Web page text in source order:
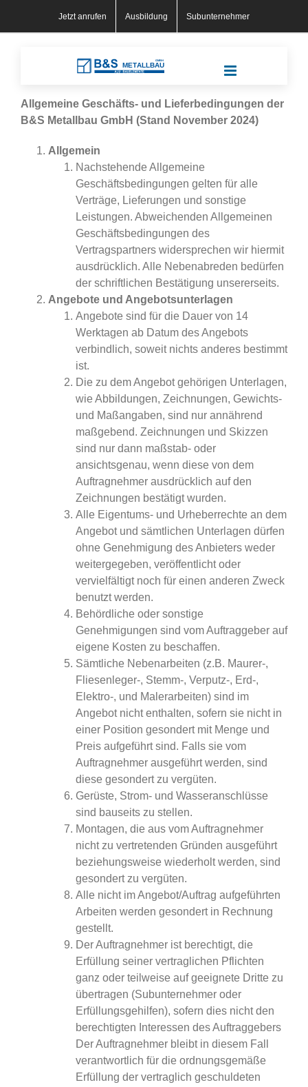
Jetzt anrufen Ausbildung Subunternehmer
Allgemeine Geschäfts- und Lieferbedingungen der
B&S Metallbau GmbH (Stand November 2024)
Allgemein
Nachstehende Allgemeine
Geschäftsbedingungen gelten für alle
Verträge, Lieferungen und sonstige
Leistungen. Abweichenden Allgemeinen
Geschäftsbedingungen des
Vertragspartners widersprechen wir hiermit
ausdrücklich. Alle Nebenabreden bedürfen
der schriftlichen Bestätigung unsererseits.
Angebote und Angebotsunterlagen
Angebote sind für die Dauer von 14
Werktagen ab Datum des Angebots
verbindlich, soweit nichts anderes bestimmt
ist.
Die zu dem Angebot gehörigen Unterlagen,
wie Abbildungen, Zeichnungen, Gewichts-
und Maßangaben, sind nur annährend
maßgebend. Zeichnungen und Skizzen
sind nur dann maßstab- oder
ansichtsgenau, wenn diese von dem
Auftragnehmer ausdrücklich auf den
Zeichnungen bestätigt wurden.
Alle Eigentums- und Urheberrechte an dem
Angebot und sämtlichen Unterlagen dürfen
ohne Genehmigung des Anbieters weder
weitergegeben, veröffentlicht oder
vervielfältigt noch für einen anderen Zweck
benutzt werden.
Behördliche oder sonstige
Genehmigungen sind vom Auftraggeber auf
eigene Kosten zu beschaffen.
Sämtliche Nebenarbeiten (z.B. Maurer-,
Fliesenleger-, Stemm-, Verputz-, Erd-,
Elektro-, und Malerarbeiten) sind im
Angebot nicht enthalten, sofern sie nicht in
einer Position gesondert mit Menge und
Preis aufgeführt sind. Falls sie vom
Auftragnehmer ausgeführt werden, sind
diese gesondert zu vergüten.
Gerüste, Strom- und Wasseranschlüsse
sind bauseits zu stellen.
Montagen, die aus vom Auftragnehmer
nicht zu vertretenden Gründen ausgeführt
beziehungsweise wiederholt werden, sind
gesondert zu vergüten.
Alle nicht im Angebot/Auftrag aufgeführten
Arbeiten werden gesondert in Rechnung
gestellt.
Der Auftragnehmer ist berechtigt, die
Erfüllung seiner vertraglichen Pflichten
ganz oder teilweise auf geeignete Dritte zu
übertragen (Subunternehmer oder
Erfüllungsgehilfen), sofern dies nicht den
berechtigten Interessen des Auftraggebers
Der Auftragnehmer bleibt in diesem Fall
verantwortlich für die ordnungsgemäße
Erfüllung der vertraglich geschuldeten